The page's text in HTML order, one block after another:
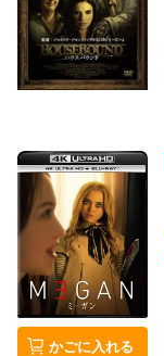
かごに入れる